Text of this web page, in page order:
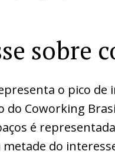
sobre
o pico
do Coworking
é
metade do